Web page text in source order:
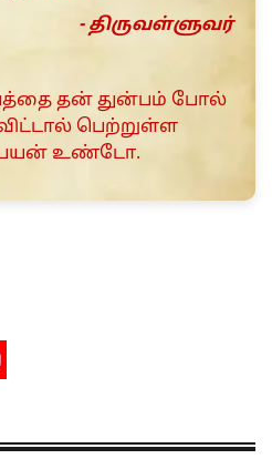
- திருவள்ளுவர்
தன் துன்பம் போல்
பெற்றுள்ள
பயன் உண்டோ.